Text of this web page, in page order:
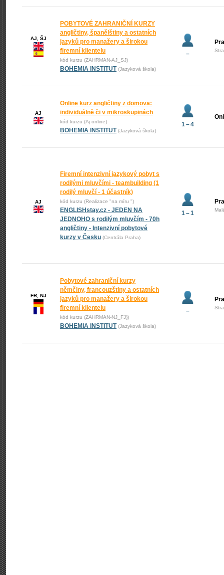
AJ, ŠJ
POBYTOVÉ ZAHRANIČNÍ KURZY
angličtiny, španělštiny a ostatních
jazyků pro manažery a širokou
firemní klientelu
kód kurzu (ZAHRMAN-AJ_SJ)
BOHEMIA INSTITUT (Jazyková škola)
–
AJ
Online kurz angličtiny z domova:
individuálně či v mikroskupinách
kód kurzu (Aj online)
BOHEMIA INSTITUT (Jazyková škola)
1 – 4
AJ
Firemní intenzivní jazykový pobyt s
rodilými mluvčími - teambuilding (1
rodilý mluvčí - 1 účastník)
kód kurzu (Realizace "na míru ")
ENGLISHstay.cz - JEDEN NA
JEDNOHO s rodilým mluvčím - 70h
angličtiny - Intenzivní pobytové
kurzy v Česku (Centrála Praha)
1 – 1
FR, NJ
Pobytové zahraniční kurzy
němčiny, francouzštiny a ostatních
jazyků pro manažery a širokou
firemní klientelu
kód kurzu (ZAHRMAN-NJ_FJ))
BOHEMIA INSTITUT (Jazyková škola)
–